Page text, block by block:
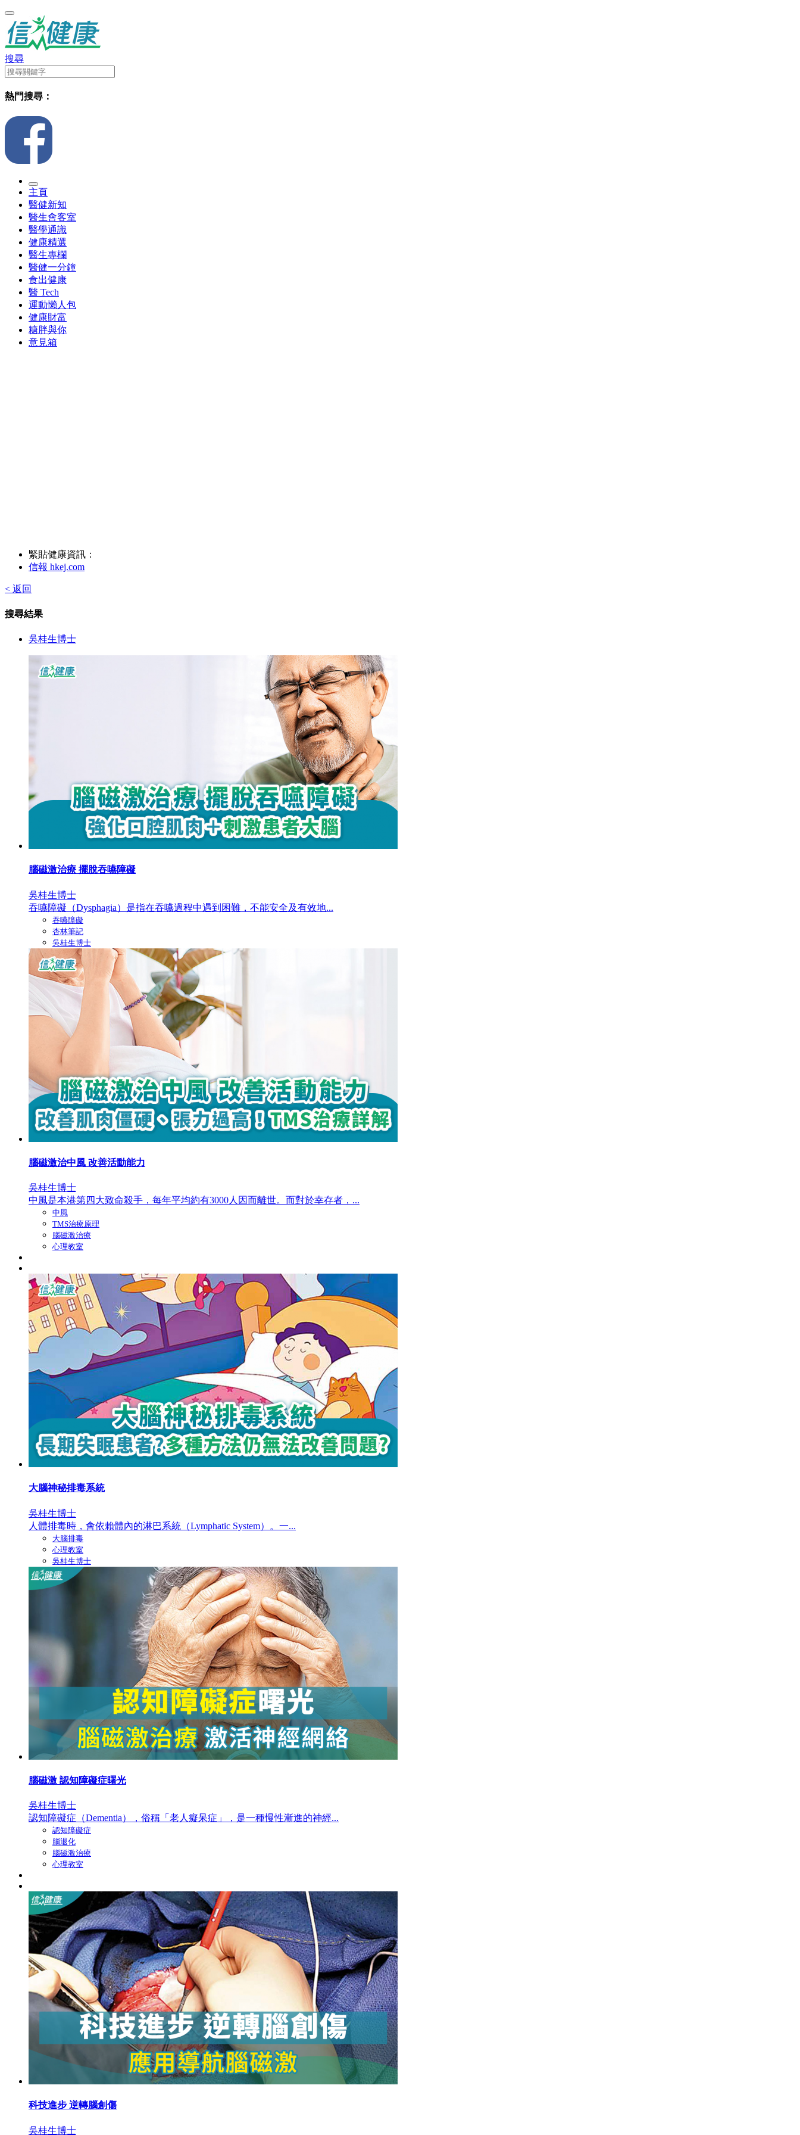
搜尋
熱門搜尋：
主頁
醫健新知
醫生會客室
醫學通識
健康精選
醫生專欄
醫健一分鐘
食出健康
醫 Tech
運動懶人包
健康財富
糖胖與你
意見箱
緊貼健康資訊：
信報 hkej.com
< 返回
搜尋結果
吳桂生博士
腦磁激治療 擺脫吞嚥障礙
吳桂生博士
吞嚥障礙（Dysphagia）是指在吞嚥過程中遇到困難，不能安全及有效地...
吞嚥障礙
杏林筆記
吳桂生博士
腦磁激治中風 改善活動能力
吳桂生博士
中風是本港第四大致命殺手，每年平均約有3000人因而離世。而對於幸存者，...
中風
TMS治療原理
腦磁激治療
心理教室
大腦神秘排毒系統
吳桂生博士
人體排毒時，會依賴體內的淋巴系統（Lymphatic System）。一...
大腦排毒
心理教室
吳桂生博士
腦磁激 認知障礙症曙光
吳桂生博士
認知障礙症（Dementia），俗稱「老人癡呆症」，是一種慢性漸進的神經...
認知障礙症
腦退化
腦磁激治療
心理教室
科技進步 逆轉腦創傷
吳桂生博士